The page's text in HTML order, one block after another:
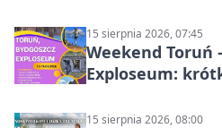
15 sierpnia 2026, 07:45
Weekend Toruń
Exploseum:
15 sierpnia 2026, 08:00